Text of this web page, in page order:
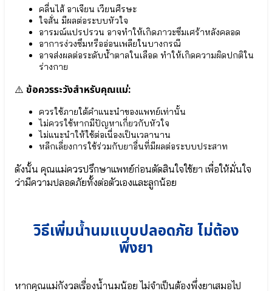
(Prebiotic)
● เอลเดอร์
เบอร์รี
Elderberry
● เบต้ากลู
แคน
glucan
● จุลินทรีย์ที่
ดี Bacillus
Coagulans
● ปกป้องลำไส้
infantis
● จุลินทรีย์สุขภาพ
ประโยชน์
Lactobacillus
โดฟิลัส
Lactobacillus
Plantarum
●
โพรไบ
โอ
ติก
Gasseri
กรด
อะ
มิ
โน
ธรรมชาติ
SunTheanine
IMMU
24/24+ลด
IMMU
คลื่นไส้ อาเจียน เวียนศีรษะ
ใจสั่น มีผลต่อระบบหัวใจ
อารมณ์แปรปรวน อาจทำให้เกิดภาวะซึมเศร้าหลังคลอด
อาการง่วงซึมหรืออ่อนเพลียในบางกรณี
อาจส่งผลต่อระดับน้ำตาลในเลือด ทำให้เกิดความผิดปกติใน
ร่างกาย
⚠️ ข้อควรระวังสำหรับคุณแม่:
ควรใช้ภายใต้คำแนะนำของแพทย์เท่านั้น
ไม่ควรใช้หากมีปัญหาเกี่ยวกับหัวใจ
ไม่แนะนำให้ใช้ต่อเนื่องเป็นเวลานาน
หลีกเลี่ยงการใช้ร่วมกับยาอื่นที่มีผลต่อระบบประสาท
ดังนั้น คุณแม่ควรปรึกษาแพทย์ก่อนตัดสินใจใช้ยา เพื่อให้มั่นใจ
ว่ามีความปลอดภัยทั้งต่อตัวเองและลูกน้อย
วิธีเพิ่มน้ำนมแบบปลอดภัย ไม่ต้อง
พึ่งยา
หากคุณแม่กังวลเรื่องน้ำนมน้อย ไม่จำเป็นต้องพึ่งยาเสมอไป